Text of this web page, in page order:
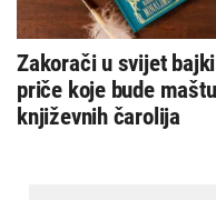
Zakorači u svijet
priče koje bude
književnih čarolija